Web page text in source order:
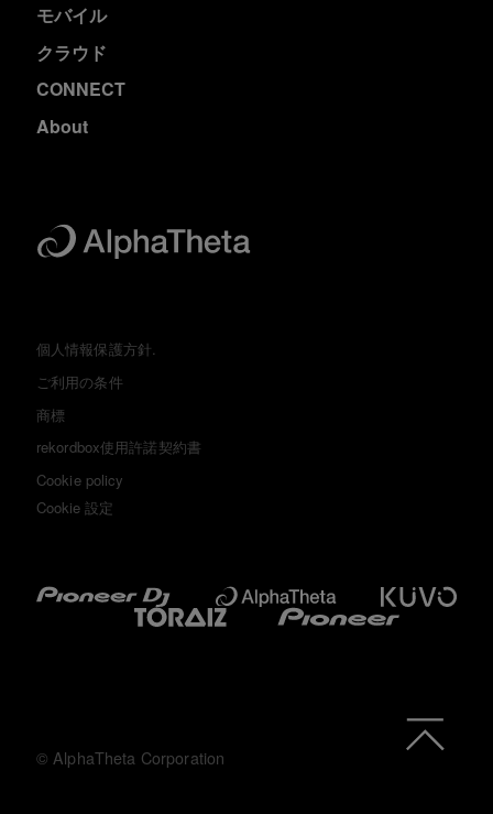
モバイル
クラウド
CONNECT
About
個人情報保護方針.
ご利用の条件
商標
rekordbox使用許諾契約書
Cookie policy
Cookie 設定
© AlphaTheta Corporation